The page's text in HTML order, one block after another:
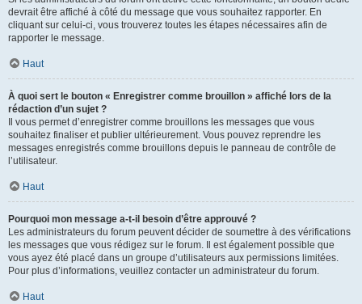
devrait être affiché à côté du message que vous souhaitez rapporter. En
cliquant sur celui-ci, vous trouverez toutes les étapes nécessaires afin de
rapporter le message.
Haut
À quoi sert le bouton « Enregistrer comme brouillon » affiché lors de la
rédaction d’un sujet ?
Il vous permet d’enregistrer comme brouillons les messages que vous
souhaitez finaliser et publier ultérieurement. Vous pouvez reprendre les
messages enregistrés comme brouillons depuis le panneau de contrôle de
l’utilisateur.
Haut
Pourquoi mon message a-t-il besoin d’être approuvé ?
Les administrateurs du forum peuvent décider de soumettre à des vérifications
les messages que vous rédigez sur le forum. Il est également possible que
vous ayez été placé dans un groupe d’utilisateurs aux permissions limitées.
Pour plus d’informations, veuillez contacter un administrateur du forum.
Haut